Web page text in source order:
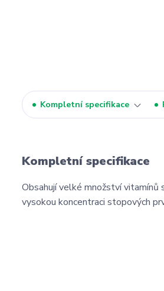
Kompletní specifikace
Kompletní specifikace
Obsahují velké množství vitamínů
vysokou koncentraci stopových